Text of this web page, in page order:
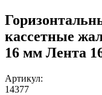
кассетные
16 мм Лента
Артикул:
14377